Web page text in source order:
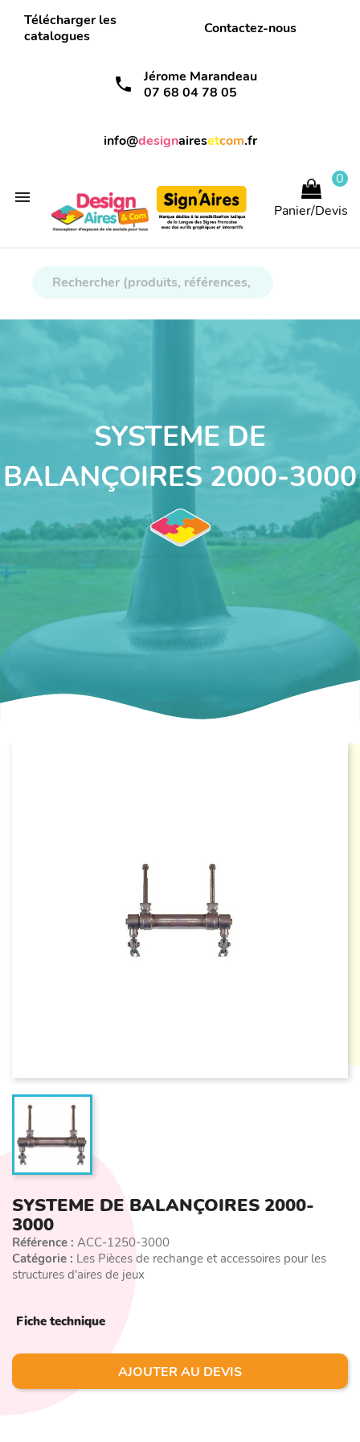
Télécharger les
catalogues
Contactez-nous
call
Jérome Marandeau
07 68 04 78 05
info@designairesetcom.fr

0
Panier/Devis
SYSTEME DE
BALANÇOIRES 2000-3000
SYSTEME DE BALANÇOIRES 2000-
3000
Référence : ACC-1250-3000
Catégorie : Les Pièces de rechange et accessoires pour les
structures d'aires de jeux
Fiche technique
AJOUTER AU DEVIS